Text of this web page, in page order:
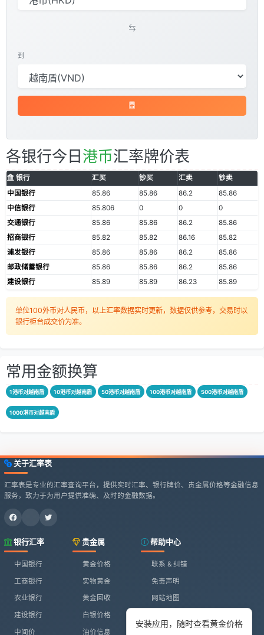
安装应用，随时查看黄金价格
到
各银行今日 港币汇率牌价表
银行 汇买 钞买 汇卖
钞卖
中国银行
85.86 85.86 86.2
85.86
中信银行
85.806 0 0
0
交通银行
85.86 85.86 86.2
85.86
招商银行
85.82 85.82 86.16
85.82
浦发银行
85.86 85.86 86.2
85.86
邮政储蓄银行
85.86 85.86 86.2
85.86
建设银行
85.89 85.89 86.23 85.89
单位100外币对人民币，以上汇率数据实时更新，数据仅供参考，交易时以
银行柜台成交价为准。
常用金额换算
1港币对越南盾 10港币对越南盾 50港币对越南盾 100港币对越南盾 500港币对越南盾
1000港币对越南盾
关于汇率表
汇率表是专业的汇率查询平台，提供实时汇率、银行牌价、贵金属价格等金融信息
服务，致力于为用户提供准确、及时的金融数据。
银行汇率
中国银行
工商银行
农业银行
建设银行
中间价
贵金属
黄金价格
实物黄金
黄金回收
白银价格
油价信息
帮助中心
联系 & 纠错
免责声明
网站地图